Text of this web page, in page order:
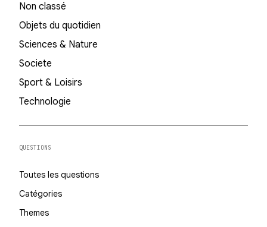
Non classé
Objets du quotidien
Sciences & Nature
Societe
Sport & Loisirs
Technologie
QUESTIONS
Toutes les questions
Catégories
Themes